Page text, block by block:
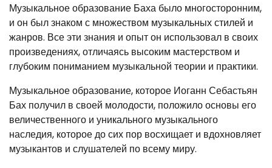
Музыкальное образование Баха было многосторонним,
и он был знаком с множеством музыкальных стилей и
жанров. Все эти знания и опыт он использовал в своих
произведениях, отличаясь высоким мастерством и
глубоким пониманием музыкальной теории и практики.
Музыкальное образование, которое Иоганн Себастьян
Бах получил в своей молодости, положило основы его
величественного и уникального музыкального
наследия, которое до сих пор восхищает и вдохновляет
музыкантов и слушателей по всему миру.